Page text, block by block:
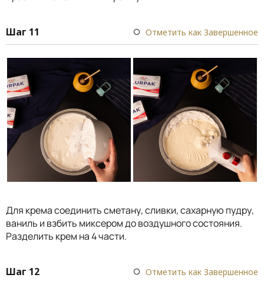
Шаг 11 Отметить как Завершенное
Для крема соединить сметану, сливки, сахарную пудру,
ваниль и взбить миксером до воздушного состояния.
Разделить крем на 4 части.
Шаг 12 Отметить как Завершенное